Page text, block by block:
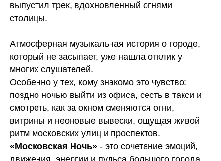
выпустил трек, вдохновленный огнями
столицы.
Атмосферная музыкальная история о городе,
который не засыпает, уже нашла отклик у
многих слушателей.
Особенно у тех, кому знакомо это чувство:
поздно ночью выйти из офиса, сесть в такси и
смотреть, как за окном сменяются огни,
витрины и неоновые вывески, ощущая живой
ритм московских улиц и проспектов.
«Московская Ночь» - это сочетание эмоций,
движения, энергии и пульса большого города,